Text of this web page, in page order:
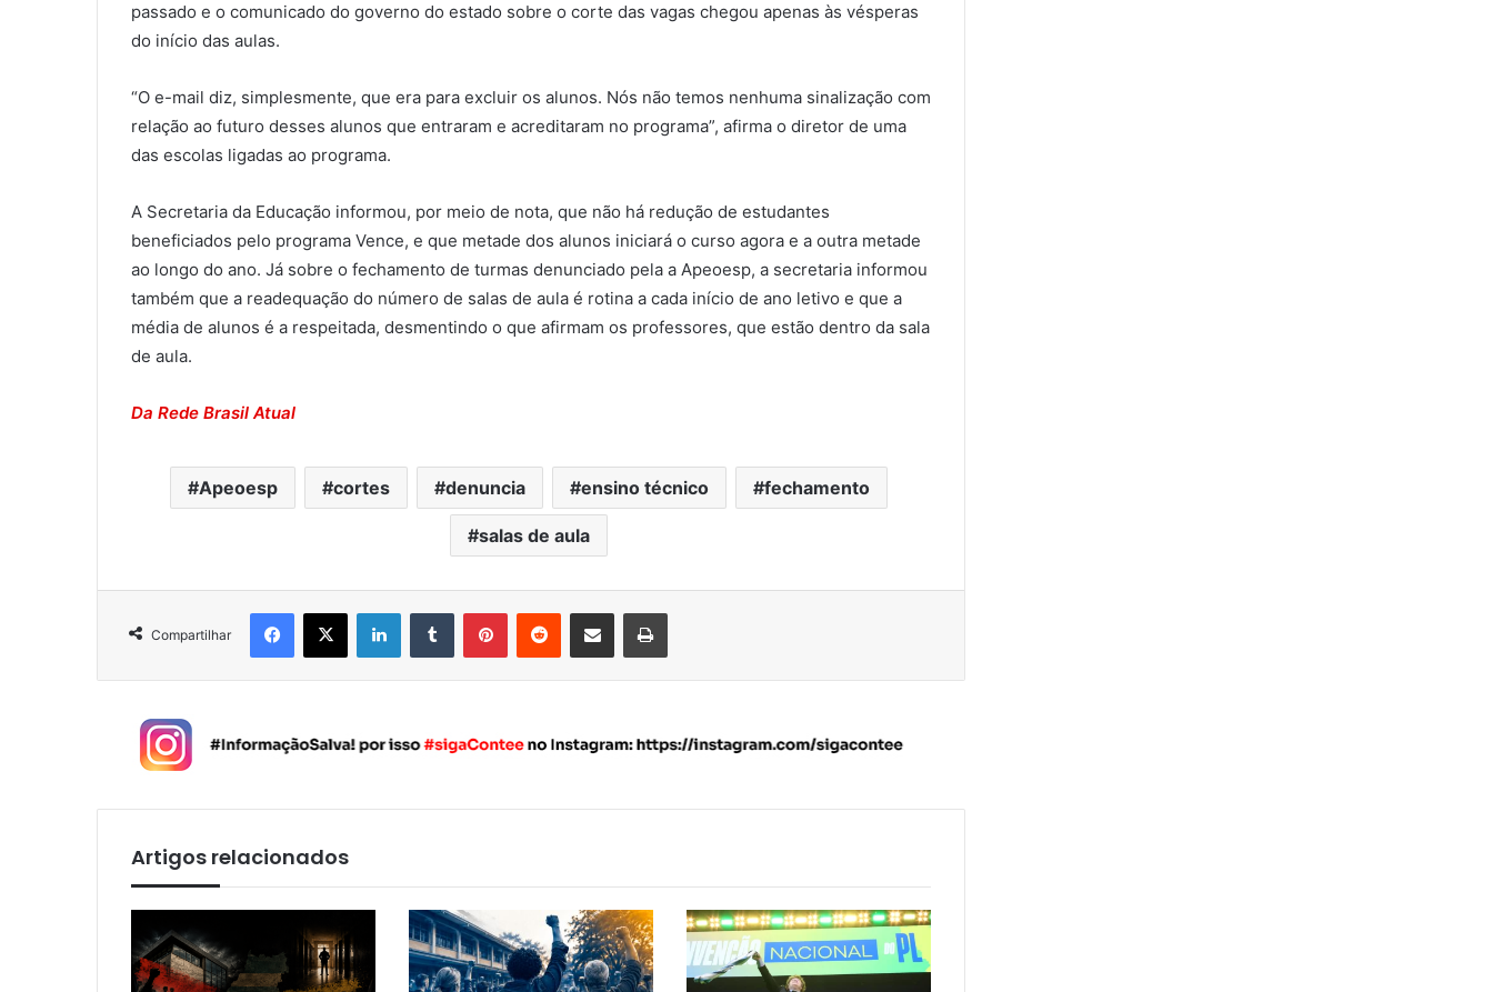
passado e o comunicado do governo do estado sobre o corte das vagas chegou apenas às vésperas
do início das aulas.
“O e-mail diz, simplesmente, que era para excluir os alunos. Nós não temos nenhuma sinalização com
relação ao futuro desses alunos que entraram e acreditaram no programa”, afirma o diretor de uma
das escolas ligadas ao programa.
A Secretaria da Educação informou, por meio de nota, que não há redução de estudantes
beneficiados pelo programa Vence, e que metade dos alunos iniciará o curso agora e a outra metade
ao longo do ano. Já sobre o fechamento de turmas denunciado pela a Apeoesp, a secretaria informou
também que a readequação do número de salas de aula é rotina a cada início de ano letivo e que a
média de alunos é a respeitada, desmentindo o que afirmam os professores, que estão dentro da sala
de aula.
Da Rede Brasil Atual
Apeoesp cortes denuncia ensino técnico fechamento
salas de aula
Compartilhar
Artigos relacionados